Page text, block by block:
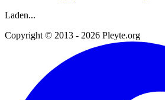
Laden...
Copyright © 2013 - 2026 Pleyte.org